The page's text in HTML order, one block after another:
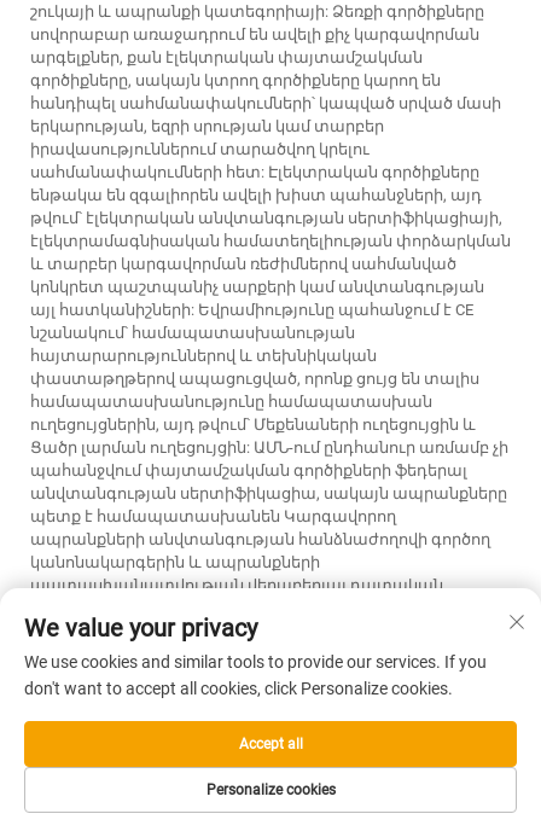
շուկայի և ապրանքի կատեգորիայի: Ձեռքի գործիքները
սովորաբար առաջադրում են ավելի քիչ կարգավորման
արգելքներ, քան էլեկտրական փայտամշակման
գործիքները, սակայն կտրող գործիքները կարող են
հանդիպել սահմանափակումների՝ կապված սրված մասի
երկարության, եզրի սրության կամ տարբեր
իրավասություններում տարածվող կրելու
սահմանափակումների հետ: Էլեկտրական գործիքները
ենթակա են զգալիորեն ավելի խիստ պահանջների, այդ
թվում՝ էլեկտրական անվտանգության սերտիֆիկացիայի,
էլեկտրամագնիսական համատեղելիության փորձարկման
և տարբեր կարգավորման ռեժիմներով սահմանված
կոնկրետ պաշտպանիչ սարքերի կամ անվտանգության
այլ հատկանիշների: Եվրամիությունը պահանջում է CE
նշանակում՝ համապատասխանության
հայտարարություններով և տեխնիկական
փաստաթղթերով ապացուցված, որոնք ցույց են տալիս
համապատասխանությունը համապատասխան
ուղեցույցներին, այդ թվում՝ Մեքենաների ուղեցույցին և
Ցածր լարման ուղեցույցին: ԱՄՆ-ում ընդհանուր առմամբ չի
պահանջվում փայտամշակման գործիքների ֆեդերալ
անվտանգության սերտիֆիկացիա, սակայն ապրանքները
պետք է համապատասխանեն Կարգավորող
ապրանքների անվտանգության հանձնաժողովի գործող
կանոնակարգերին և ապրանքների
պատասխանատվության վերաբերյալ դատական
Փայտամշակման գործիքների համար անհրաժեշտ
սերտիֆիկացիաների ստացումը պահանջում է
վաղաժամկետ պլանավորում և մեծ ծավալի
ծախսերը տատանվում են մի քանի հարյուրից մի քանի
արտադրանքի տարբերակի համար՝ կախված նրա
We value your privacy
We use cookies and similar tools to provide our services. If you
don't want to accept all cookies, click Personalize cookies.
Personalize cookies
Accept all